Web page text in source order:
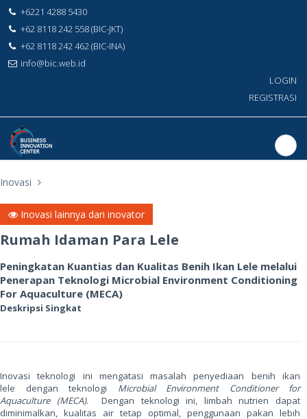
+6221 4288 5430
+62 8118 242 558 (BIC-JKT)
+62 8118 242 462 (BIC-INA)
info@bic.web.id
LOGIN
REGISTRASI
Inovasi
Inovasi lainnya dari inovator
Rumah Idaman Para Lele
Peningkatan Kuantias dan Kualitas Benih Ikan Lele melalui
Penerapan Teknologi Microbial Environment Conditioning
For Aquaculture (MECA)
Deskripsi Singkat
Inovasi teknologi ini mengatasi masalah penyediaan benih ikan
lele dengan teknologi Microbial Environment Conditioner for
Aquaculture (MECA). Dengan teknologi ini, limbah nutrien dapat
diminimalkan, kualitas air tetap optimal, penggunaan pakan lebih